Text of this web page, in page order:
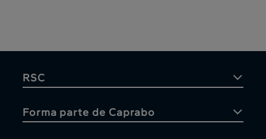
RSC
Forma parte de Caprabo